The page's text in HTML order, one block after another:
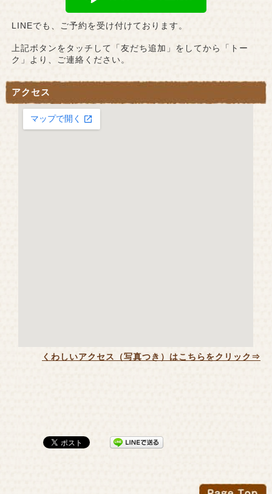
LINEでも、ご予約を受け付けております。
上記ボタンをタッチして「友だち追加」をしてから「トー
ク」より、ご連絡ください。
アクセス
くわしいアクセス（写真つき）はこちらをクリック⇒